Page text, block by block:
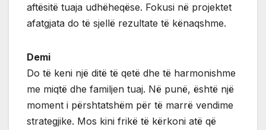
aftësitë tuaja udhëheqëse. Fokusi në projektet
afatgjata do të sjellë rezultate të kënaqshme.
Demi
Do të keni një ditë të qetë dhe të harmonishme
me miqtë dhe familjen tuaj. Në punë, është një
moment i përshtatshëm për të marrë vendime
strategjike. Mos kini frikë të kërkoni atë që